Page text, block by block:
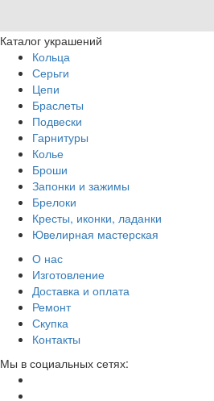
Каталог украшений
Кольца
Серьги
Цепи
Браслеты
Подвески
Гарнитуры
Колье
Броши
Запонки и зажимы
Брелоки
Кресты, иконки, ладанки
Ювелирная мастерская
О нас
Изготовление
Доставка и оплата
Ремонт
Скупка
Контакты
Мы в социальных сетях: